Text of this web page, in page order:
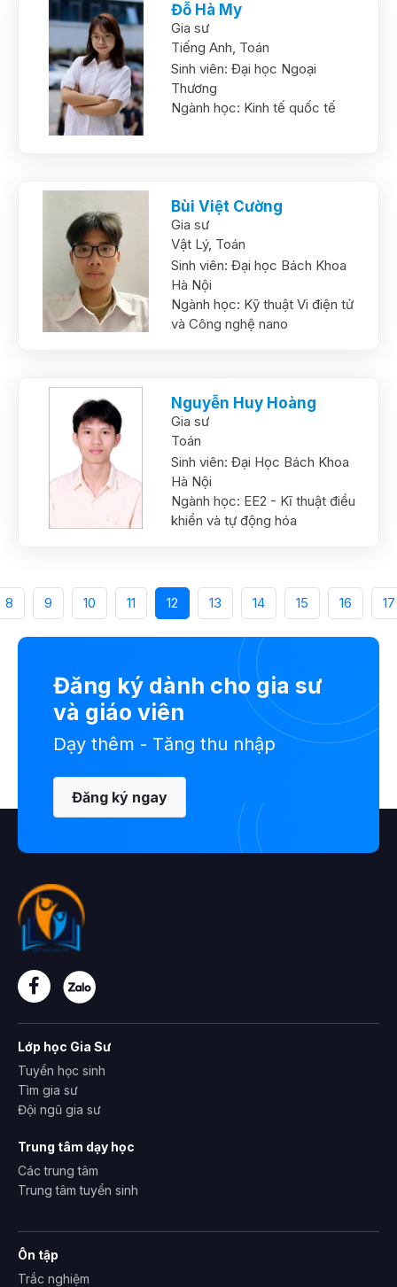
Đỗ Hà My
Gia sư
Tiếng Anh, Toán
Sinh viên: Đại học Ngoại
Thương
Ngành học: Kinh tế quốc tế
Bùi Việt Cường
Gia sư
Vật Lý, Toán
Sinh viên: Đại học Bách Khoa
Hà Nội
Ngành học: Kỹ thuật Vi điện tử
và Công nghệ nano
Nguyễn Huy Hoàng
Gia sư
Toán
Sinh viên: Đại Học Bách Khoa
Hà Nội
Ngành học: EE2 - Kĩ thuật điều
khiển và tự động hóa
8 9 10 11 12 13 14 15 16 17
Đăng ký dành cho gia sư
và giáo viên
Dạy thêm - Tăng thu nhập
Đăng ký ngay
Lớp học Gia Sư
Tuyển học sinh
Tìm gia sư
Đội ngũ gia sư
Trung tâm dạy học
Các trung tâm
Trung tâm tuyển sinh
Ôn tập
Trắc nghiệm